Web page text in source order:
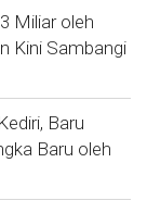
Miliar oleh
Kini Sambangi
Baru
Baru oleh